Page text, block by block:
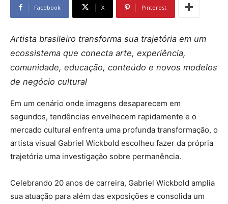
Facebook X Pinterest
Artista brasileiro transforma sua trajetória em um
ecossistema que conecta arte, experiência,
comunidade, educação, conteúdo e novos modelos
de negócio cultural
Em um cenário onde imagens desaparecem em
segundos, tendências envelhecem rapidamente e o
mercado cultural enfrenta uma profunda transformação, o
artista visual Gabriel Wickbold escolheu fazer da própria
trajetória uma investigação sobre permanência.
Celebrando 20 anos de carreira, Gabriel Wickbold amplia
sua atuação para além das exposições e consolida um